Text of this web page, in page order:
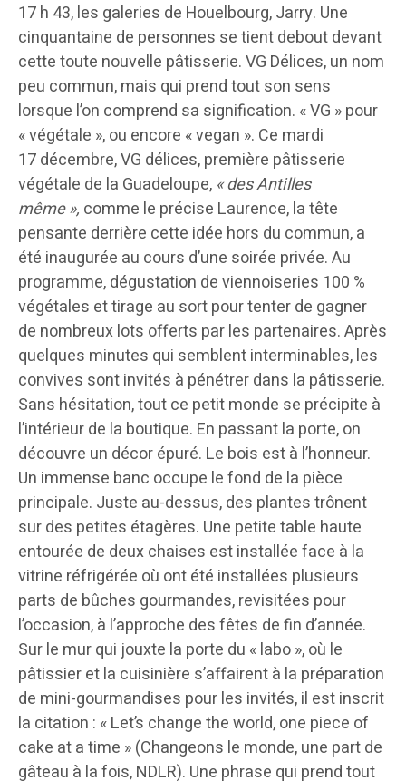
17 h 43, les galeries de Houelbourg, Jarry. Une
cinquantaine de personnes se tient debout devant
cette toute nouvelle pâtisserie. VG Délices, un nom
peu commun, mais qui prend tout son sens
lorsque l’on comprend sa signification. « VG » pour
« végétale », ou encore « vegan ». Ce mardi
17 décembre, VG délices, première pâtisserie
végétale de la Guadeloupe, « des Antilles
même », comme le précise Laurence, la tête
pensante derrière cette idée hors du commun, a
été inaugurée au cours d’une soirée privée. Au
programme, dégustation de viennoiseries 100 %
végétales et tirage au sort pour tenter de gagner
de nombreux lots offerts par les partenaires. Après
quelques minutes qui semblent interminables, les
convives sont invités à pénétrer dans la pâtisserie.
Sans hésitation, tout ce petit monde se précipite à
l’intérieur de la boutique. En passant la porte, on
découvre un décor épuré. Le bois est à l’honneur.
Un immense banc occupe le fond de la pièce
principale. Juste au-dessus, des plantes trônent
sur des petites étagères. Une petite table haute
entourée de deux chaises est installée face à la
vitrine réfrigérée où ont été installées plusieurs
parts de bûches gourmandes, revisitées pour
l’occasion, à l’approche des fêtes de fin d’année.
Sur le mur qui jouxte la porte du « labo », où le
pâtissier et la cuisinière s’affairent à la préparation
de mini-gourmandises pour les invités, il est inscrit
la citation : « Let’s change the world, one piece of
cake at a time » (Changeons le monde, une part de
gâteau à la fois, NDLR). Une phrase qui prend tout